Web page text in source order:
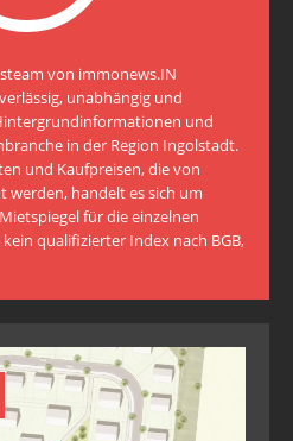
von immonews.IN
unabhängig und
und
in der Region Ingolstadt.
und Kaufpreisen, die von
handelt es sich um
für die einzelnen
qualifizierter Index nach BGB,